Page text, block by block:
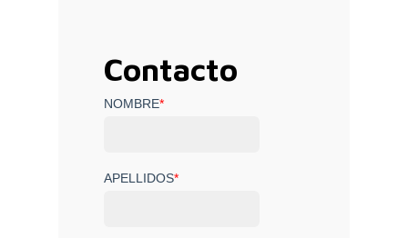
Contacto